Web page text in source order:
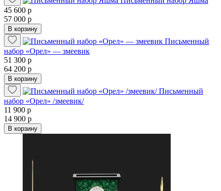
45 600 р
57 000 р
В корзину
Письменный
набор «Орел» — змеевик
51 300 р
64 200 р
В корзину
Письменный
набор «Орел» /змеевик/
11 900 р
14 900 р
В корзину